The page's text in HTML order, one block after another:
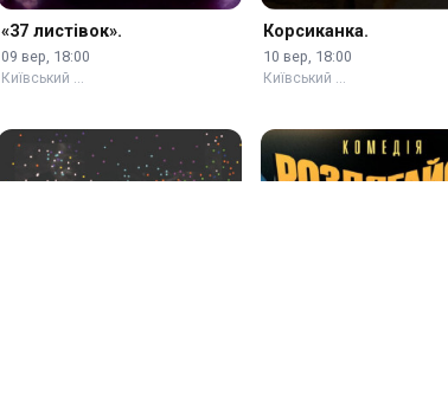
«37 листівок».
09 вер, 18:00
Київський …
Корсиканка.
10 вер, 18:00
Київський …